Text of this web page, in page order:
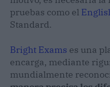
pruebas como el
Standard.
Bright Exams es una
encarga, mediante
mundialmente